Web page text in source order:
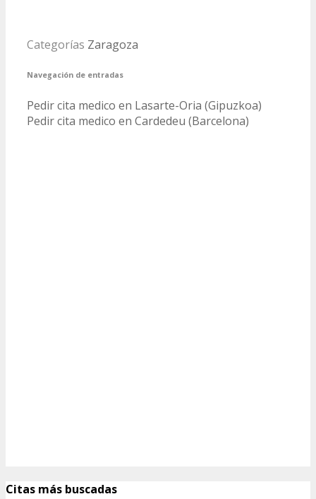
Categorías Zaragoza
Navegación de entradas
Pedir cita medico en Lasarte-Oria (Gipuzkoa)
Pedir cita medico en Cardedeu (Barcelona)
Citas más buscadas